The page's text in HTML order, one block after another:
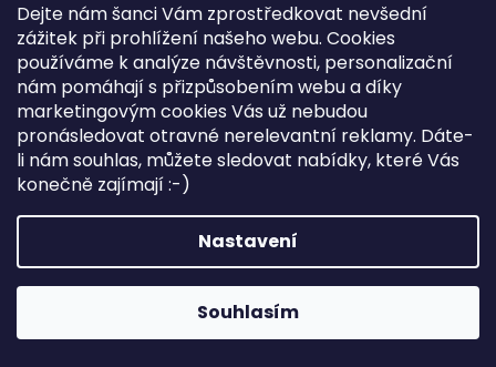
Dejte nám šanci Vám zprostředkovat nevšední
zážitek při prohlížení našeho webu. Cookies
používáme k analýze návštěvnosti, personalizační
nám pomáhají s přizpůsobením webu a díky
marketingovým cookies Vás už nebudou
pronásledovat otravné nerelevantní reklamy. Dáte-
li nám souhlas, můžete sledovat nabídky, které Vás
konečně zajímají :-)
Nastavení
Souhlasím